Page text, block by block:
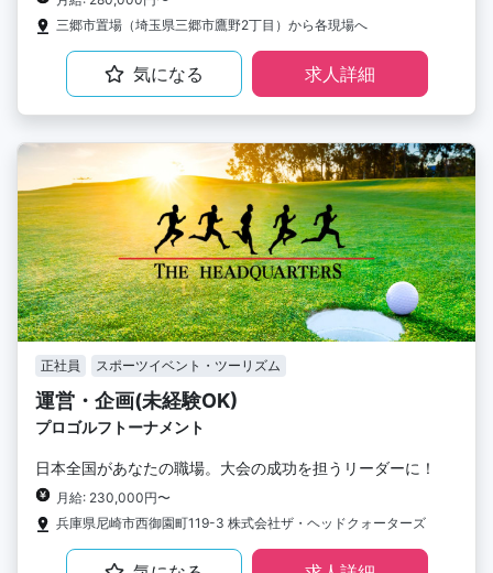
三郷市置場（埼玉県三郷市鷹野2丁目）から各現場へ
気になる 求人詳細
正社員 スポーツイベント・ツーリズム
運営・企画(未経験OK)
プロゴルフトーナメント
日本全国があなたの職場。大会の成功を担うリーダーに！
月給: 230,000円〜
兵庫県尼崎市西御園町119-3 株式会社ザ・ヘッドクォーターズ